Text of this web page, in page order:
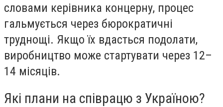
словами керівника концерну, процес
гальмується через бюрократичні
труднощі. Якщо їх вдасться подолати,
виробництво може стартувати через 12–
14 місяців.
Які плани на співрацю з Україною?